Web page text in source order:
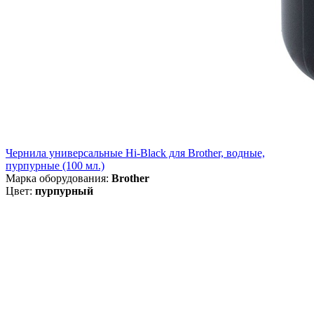
Чернила универсальные Hi-Black для Brother, водные,
пурпурные (100 мл.)
Марка оборудования: Brother
Цвет: пурпурный